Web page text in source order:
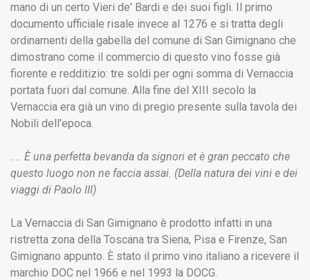
mano di un certo Vieri de' Bardi e dei suoi figli. Il primo
documento ufficiale risale invece al 1276 e si tratta degli
ordinamenti della gabella del comune di San Gimignano che
dimostrano come il commercio di questo vino fosse già
fiorente e redditizio: tre soldi per ogni somma di Vernaccia
portata fuori dal comune. Alla fine del XIII secolo la
Vernaccia era già un vino di pregio presente sulla tavola dei
Nobili dell'epoca.
.... È una perfetta bevanda da signori et è gran peccato che
questo luogo non ne faccia assai. (Della natura dei vini e dei
viaggi di Paolo III)
La Vernaccia di San Gimignano è prodotto infatti in una
ristretta zona della Toscana tra Siena, Pisa e Firenze, San
Gimignano appunto. È stato il primo vino italiano a ricevere il
marchio DOC nel 1966 e nel 1993 la DOCG.